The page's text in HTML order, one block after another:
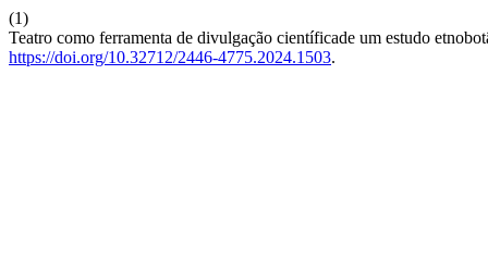
(1)
Teatro como ferramenta de divulgação científicade um estudo
https://doi.org/10.32712/2446-4775.2024.1503.